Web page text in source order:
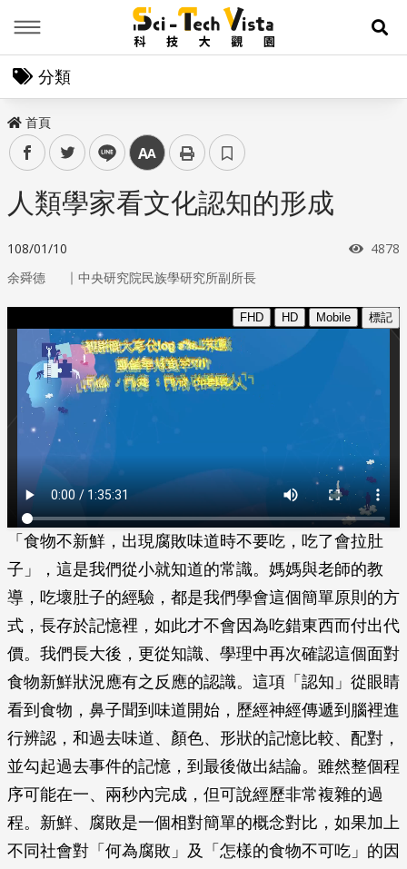
展
分類
首頁
facebooktwitter line 中
人類學家看文化認知的形成
108/01/10 瀏覽
4878
余舜德 ｜ 中央研究院民族學研究所副所長
「食物不新鮮，出現腐敗味道時不要吃，吃了會拉肚
子」，這是我們從小就知道的常識。媽媽與老師的教
導，吃壞肚子的經驗，都是我們學會這個簡單原則的方
式，長存於記憶裡，如此才不會因為吃錯東西而付出代
價。我們長大後，更從知識、學理中再次確認這個面對
食物新鮮狀況應有之反應的認識。這項「認知」從眼睛
看到食物，鼻子聞到味道開始，歷經神經傳遞到腦裡進
行辨認，和過去味道、顏色、形狀的記憶比較、配對，
並勾起過去事件的記憶，到最後做出結論。雖然整個程
序可能在一、兩秒內完成，但可說經歷非常複雜的過
程。新鮮、腐敗是一個相對簡單的概念對比，如果加上
不同社會對「何為腐敗」及「怎樣的食物不可吃」的因